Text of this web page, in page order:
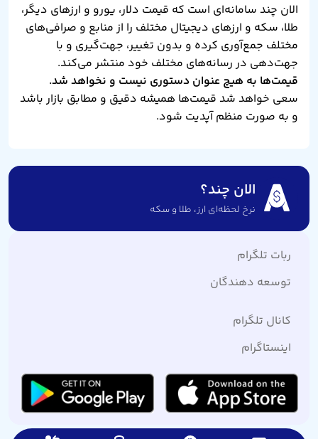
الان چند سامانه‌ای است که قیمت دلار، یورو و ارزهای دیگر،
طلا، سکه و ارزهای دیجیتال مختلف را از منابع و صرافی‌های
مختلف جمع‌آوری کرده و بدون تغییر، جهت‌گیری و با
جهت‌دهی در رسانه‌های مختلف خود منتشر می‌کند.
قیمت‌ها به هیچ عنوان دستوری نیست و نخواهد شد.
سعی خواهد شد قیمت‌ها همیشه دقیق و مطابق بازار باشد
و به صورت منظم آپدیت شود.
الان چند؟
نرخ لحظه‌ای ارز،‌ طلا و سکه
ربات تلگرام
توسعه دهندگان
کانال تلگرام
اینستاگرام